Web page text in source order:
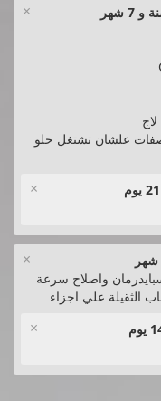
×
علشان تشتغل حلو
×
×
واصلاح سرعة
الثقيلة علي اجزاء
×